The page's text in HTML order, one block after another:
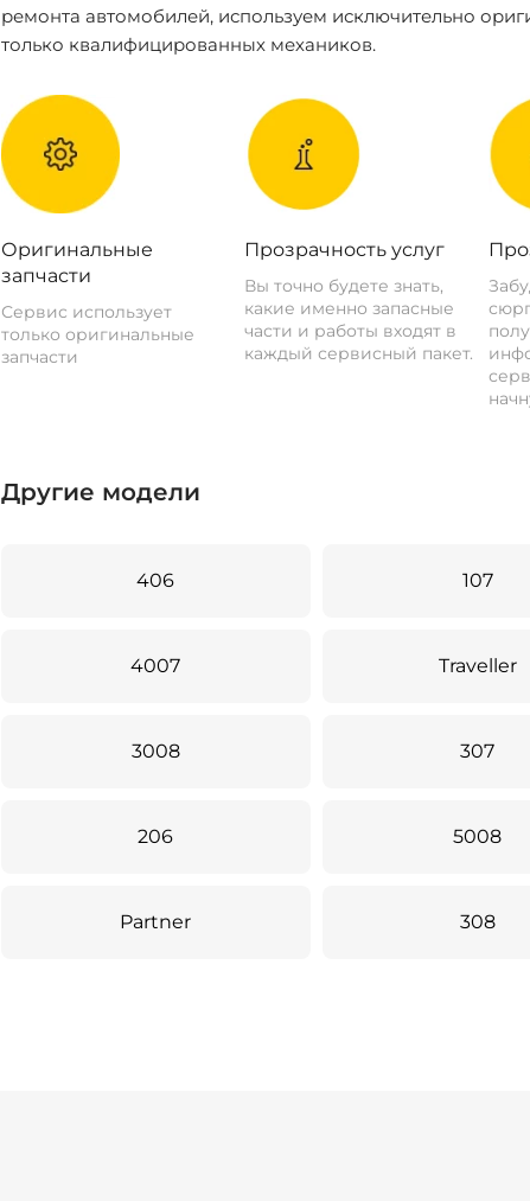
ремонта автомобилей, используем исключительно
только квалифицированных механиков.
Оригинальные
запчасти
Сервис использует
только оригинальные
запчасти
Прозрачность услуг
Вы точно будете знать,
какие именно запасные
части и работы входят в
каждый сервисный пакет.
Другие модели
406 107
4007 Traveller
3008 307
206 5008
Partner 308